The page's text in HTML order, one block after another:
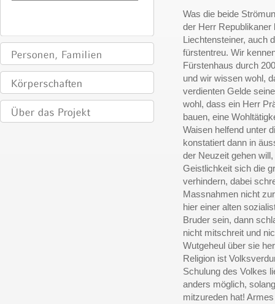
Was die beide
der Herr Republikaner
Liechtensteiner, auch
fürstentreu. Wir
Fürstenhaus durch
und wir wissen wohl,
verdienten Gelde
wohl, dass ein Herr
bauen, eine
Waisen helfend unter
konstatiert dann in
der Neuzeit gehen
Geistlichkeit sich die
verhindern, dabei
Massnahmen nicht
hier einer alten
Bruder sein, dann
nicht mitschreit und
Wutgeheul über sie
Religion ist
Schulung des Volkes
anders möglich,
mitzureden hat!